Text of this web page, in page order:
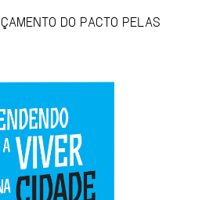
DO PACTO PELAS